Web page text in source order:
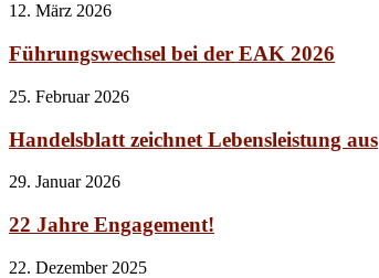
12. März 2026
Führungswechsel bei der EAK 2026
25. Februar 2026
Handelsblatt zeichnet Lebensleistung aus
29. Januar 2026
22 Jahre Engagement!
22. Dezember 2025